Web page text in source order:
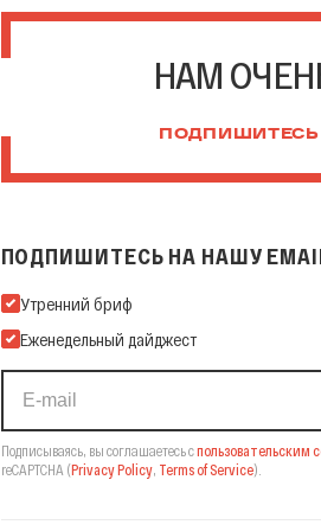
НАМ
ПОДПИШИТЕСЬ НА НАШУ
Подпишитесь на нашу Email-рассылку
Утренний бриф
Еженедельный дайджест
Подписываясь, вы соглашаетесь спользовательским
reCAPTCHA (Privacy Policy, Terms of Service).